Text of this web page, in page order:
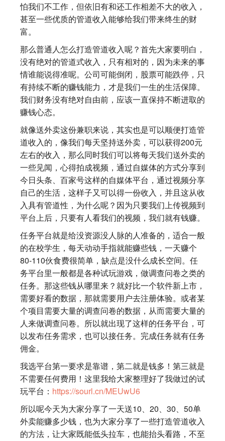
怕我们不工作，但依旧有和还工作相差不大的收入，
甚至一些优质的管道收入能够给我们带来终生的财
富。
那么普通人怎么打造管道收入呢？首先大家要明白，
没有绝对的管道式收入，只有相对的，因为未来的事
情谁能说得准呢。公司可能倒闭，股票可能跌停，只
有持续不断的赚钱能力，才是我们一生的生活保障。
我们财务没有绝对自由前，应该一直保持不断进取的
赚钱心态。
就像送外卖这份兼职来说，其实也是可以顺便打造管
道收入的，像我们每天坚持送外卖，可以获得200元
左右的收入，那么同时我们可以将每天我们送外卖的
一些见闻，心得拍成视频，通过自媒体的方式分享到
今日头条、百家号这样的自媒体平台，通过视频分享
自己的生活，这样子又可以得一份收入，并且这从收
入具有管道性，为什么呢？因为只要我们上传视频到
平台上后，只要有人看我们的视频，我们就有钱赚。
任务平台就是给没资源没人脉的人准备的，适合一般
的在校学生，每天动动手指就能赚些钱，一天赚个
80-110伙食费很简单，缺点是没什么成长空间。任
务平台里一般都是各种试玩游戏，做调查问卷之类的
任务。那这些钱从哪里来？就好比一个软件新上市，
需要好看的数据，那就需要用户去注册体验。或者某
个项目需要大量的调查问卷的数据，从而需要大量的
人来做调查问卷。所以就出现了这样的任务平台，可
以发布任务需求，也可以接任务。完成任务就有任务
佣金。
我选平台第一要求是靠谱，第二就是钱多！第三就是
不需要任何费用！这里我给大家整理好了我做过的试
玩平台： https://sourl.cn/MEUwU6
所以呢今天为大家分享了一天送10、20、30、50单
外卖能赚多少钱，也为大家分享了一些打造管道收入
的方法，让大家既能低头拉车，也能抬头看路，不至